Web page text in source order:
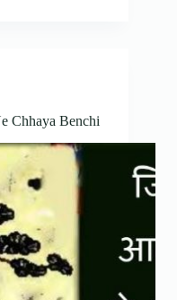
Chhaya Benchi